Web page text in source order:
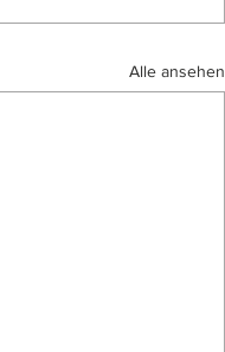
Alle ansehen